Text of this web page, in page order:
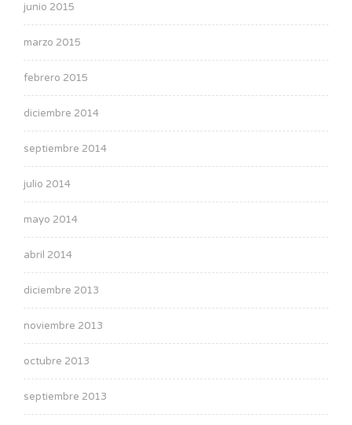
junio 2015
marzo 2015
febrero 2015
diciembre 2014
septiembre 2014
julio 2014
mayo 2014
abril 2014
diciembre 2013
noviembre 2013
octubre 2013
septiembre 2013